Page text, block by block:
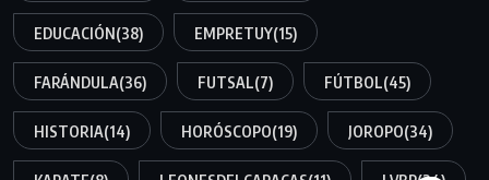
EDUCACIÓN(38) EMPRETUY(15)
FARÁNDULA(36) FUTSAL(7) FÚTBOL(45)
HISTORIA(14) HORÓSCOPO(19) JOROPO(34)